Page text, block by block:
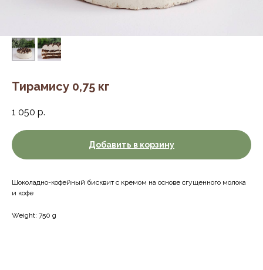
Тирамису 0,75 кг
1 050 р.
Добавить в корзину
Шоколадно-кофейный бисквит с кремом на основе сгущенного молока
и кофе
Weight: 750 g